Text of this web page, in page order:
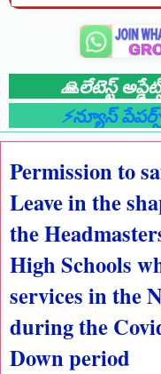
🙏లేటెస్ట్
⚡న్యూస్
Permission to
Leave in the
the
High Schools
services in the
during the
Down period